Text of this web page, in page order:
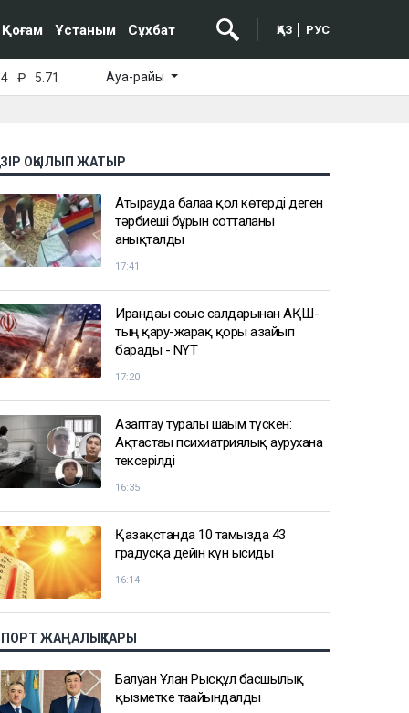
Қоғам Ұстаным Сұхбат ҚАЗ РУС
₽ 5.71 Ауа-райы
ОҚЫЛЫП ЖАТЫР
Атырауда балаға қол көтерді деген
тәрбиеші бұрын сотталғаны
анықталды
17:41
Ирандағы соғыс салдарынан АҚШ-
тың қару-жарақ қоры азайып
барады - NYT
17:20
Азаптау туралы шағым түскен:
Ақтастағы психиатриялық аурухана
тексерілді
16:35
Қазақстанда 10 тамызда 43
градусқа дейін күн ысиды
16:14
ЖАҢАЛЫҚТАРЫ
Балуан Ұлан Рысқұл басшылық
қызметке тағайындалды